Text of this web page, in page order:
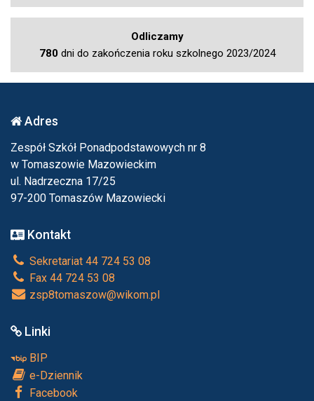
Odliczamy
780dni do zakończenia roku szkolnego 2023/2024
Adres
Zespół Szkół Ponadpodstawowych nr 8
w Tomaszowie Mazowieckim
ul. Nadrzeczna 17/25
97-200 Tomaszów Mazowiecki
Kontakt
Sekretariat 44 724 53 08
Fax 44 724 53 08
zsp8tomaszow@wikom.pl
Linki
BIP
e-Dziennik
Facebook